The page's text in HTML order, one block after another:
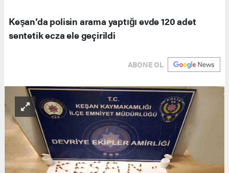
Keşan’da polisin arama yaptığı evde 120 adet
sentetik ecza ele geçirildi
ABONE OL